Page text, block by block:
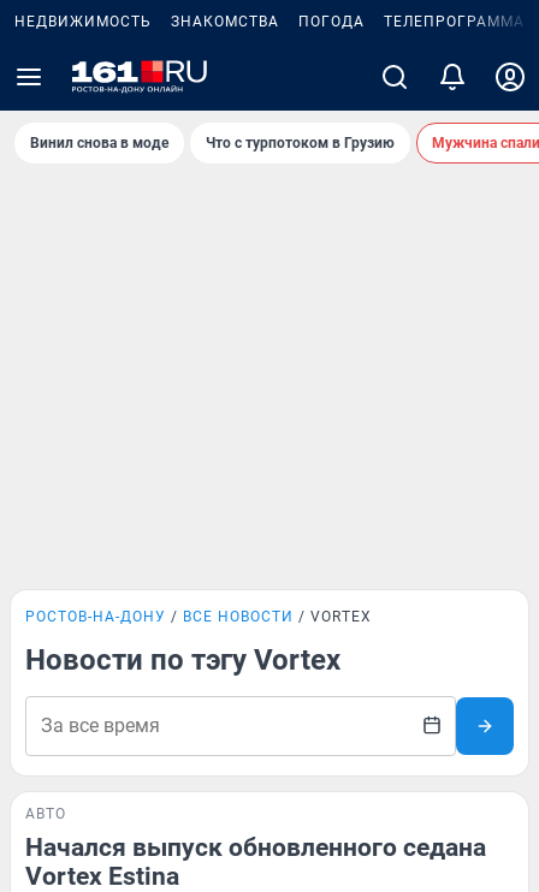
НЕДВИЖИМОСТЬ ЗНАКОМСТВА ПОГОДА ТЕЛЕПРОГРАММА
Винил снова в моде Что с турпотоком в Грузию Мужчина
РОСТОВ-НА-ДОНУ ВСЕ НОВОСТИ VORTEX
Новости по тэгу Vortex
АВТО
Начался выпуск обновленного седана
Vortex Estina